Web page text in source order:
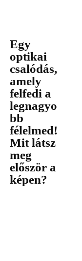
Egy
optikai
csalódás,
amely
felfedi a
legnagyo
bb
félelmed!
Mit látsz
meg
először a
képen?